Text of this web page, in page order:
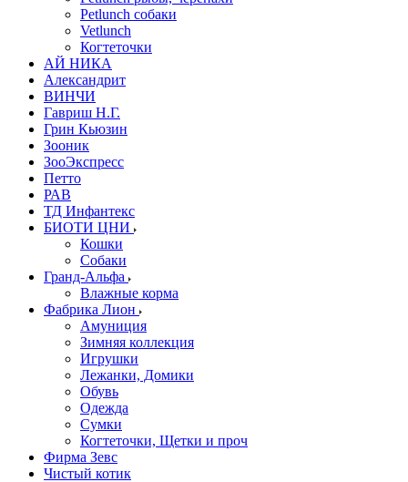
Petlunch собаки
Vetlunch
Когтеточки
АЙ НИКА
Александрит
ВИНЧИ
Гавриш Н.Г.
Грин Кьюзин
Зооник
ЗооЭкспресс
Петто
РАВ
ТД Инфантекс
БИОТИ ЦНИ
Кошки
Собаки
Гранд-Альфа
Влажные корма
Фабрика Лион
Амуниция
Зимняя коллекция
Игрушки
Лежанки, Домики
Обувь
Одежда
Сумки
Когтеточки, Щетки и проч
Фирма Зевс
Чистый котик